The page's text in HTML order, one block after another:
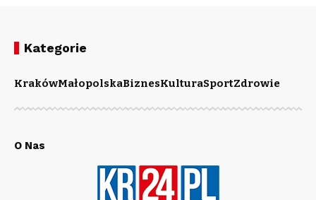
Kategorie
KrakówMałopolskaBiznesKulturaSportZdrowie
O Nas